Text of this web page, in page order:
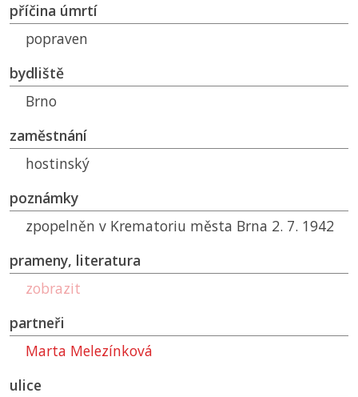
příčina úmrtí
popraven
bydliště
Brno
zaměstnání
hostinský
poznámky
zpopelněn v Krematoriu města Brna 2. 7. 1942
prameny, literatura
zobrazit
partneři
Marta Melezínková
ulice